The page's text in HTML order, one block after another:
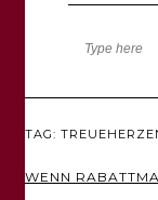
TAG:
WENN